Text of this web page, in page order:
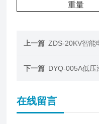
重量
上一篇 ZDS-20KV智能
下一篇 DYQ-005A低压
在线留言